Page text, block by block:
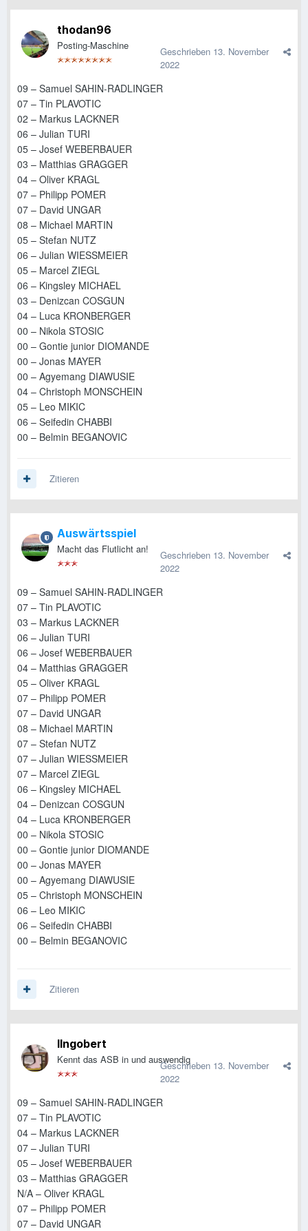
thodan96
Posting-Maschine Geschrieben 13. November
2022
09 – Samuel SAHIN-RADLINGER
07 – Tin PLAVOTIC
02 – Markus LACKNER
06 – Julian TURI
05 – Josef WEBERBAUER
03 – Matthias GRAGGER
04 – Oliver KRAGL
07 – Philipp POMER
07 – David UNGAR
08 – Michael MARTIN
05 – Stefan NUTZ
06 – Julian WIESSMEIER
05 – Marcel ZIEGL
06 – Kingsley MICHAEL
03 – Denizcan COSGUN
04 – Luca KRONBERGER
00 – Nikola STOSIC
00 – Gontie junior DIOMANDE
00 – Jonas MAYER
00 – Agyemang DIAWUSIE
04 – Christoph MONSCHEIN
05 – Leo MIKIC
06 – Seifedin CHABBI
00 – Belmin BEGANOVIC
Zitieren
Auswärtsspiel
Macht das Flutlicht an! Geschrieben 13. November
2022
09 – Samuel SAHIN-RADLINGER
07 – Tin PLAVOTIC
03 – Markus LACKNER
06 – Julian TURI
06 – Josef WEBERBAUER
04 – Matthias GRAGGER
05 – Oliver KRAGL
07 – Philipp POMER
07 – David UNGAR
08 – Michael MARTIN
07 – Stefan NUTZ
07 – Julian WIESSMEIER
07 – Marcel ZIEGL
06 – Kingsley MICHAEL
04 – Denizcan COSGUN
04 – Luca KRONBERGER
00 – Nikola STOSIC
00 – Gontie junior DIOMANDE
00 – Jonas MAYER
00 – Agyemang DIAWUSIE
05 – Christoph MONSCHEIN
06 – Leo MIKIC
06 – Seifedin CHABBI
00 – Belmin BEGANOVIC
Zitieren
IIngobert
Kennt das ASB in und auswendig
Geschrieben 13. November
2022
09 – Samuel SAHIN-RADLINGER
07 – Tin PLAVOTIC
04 – Markus LACKNER
07 – Julian TURI
05 – Josef WEBERBAUER
03 – Matthias GRAGGER
N/A – Oliver KRAGL
07 – Philipp POMER
07 – David UNGAR